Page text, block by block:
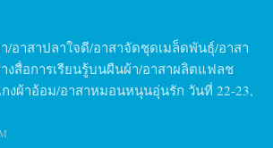
/อาสาปลาใจดี/อาสาจัดชุดเมล็ดพันธุ์/อาสา
งสื่อการเรียนรู้บนผืนผ้า/อาสาผลิตแฟลช
กงผ้าอ้อม/อาสาหมอนหนุนอุ่นรัก วันที่ 22-23,